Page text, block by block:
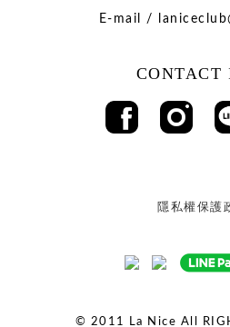
E-mail /
CONTACT
隱私權保護
© 2011 La Nice All